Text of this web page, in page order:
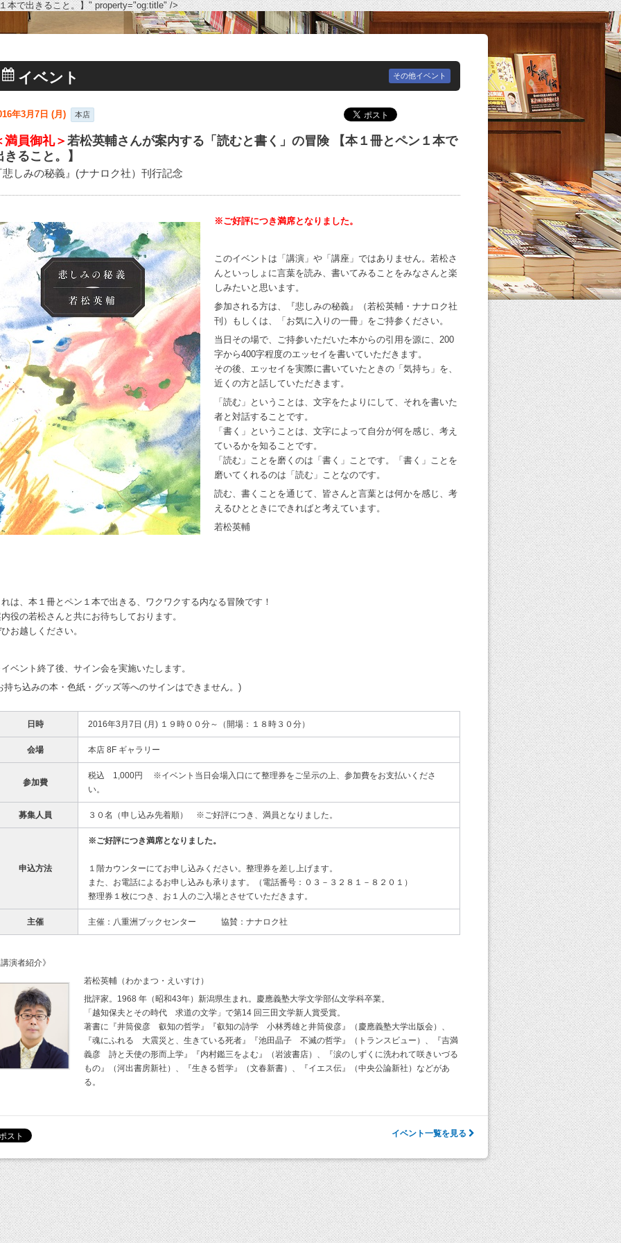
本で出きること。】" property="og:title" />
イベント その他イベント
年3月7日 (月) 本店
満員御礼＞若松英輔さんが案内する「読むと書く」の冒険 【本１冊とペン１本で
きること。】
悲しみの秘義』(ナナロク社）刊行記念
※ご好評につき満席となりました。
このイベントは「講演」や「講座」ではありません。若松さ
んといっしょに言葉を読み、書いてみることをみなさんと楽
しみたいと思います。
参加される方は、『悲しみの秘義』（若松英輔・ナナロク社
刊）もしくは、「お気に入りの一冊」をご持参ください。
当日その場で、ご持参いただいた本からの引用を源に、200
字から400字程度のエッセイを書いていただきます。
その後、エッセイを実際に書いていたときの「気持ち」を、
近くの方と話していただきます。
「読む」ということは、文字をたよりにして、それを書いた
者と対話することです。
「書く」ということは、文字によって自分が何を感じ、考え
ているかを知ることです。
「読む」ことを磨くのは「書く」ことです。「書く」ことを
磨いてくれるのは「読む」ことなのです。
読む、書くことを通じて、皆さんと言葉とは何かを感じ、考
えるひとときにできればと考えています。
若松英輔
は、本１冊とペン１本で出きる、ワクワクする内なる冒険です！
役の若松さんと共にお待ちしております。
お越しください。
ベント終了後、サイン会を実施いたします。
持ち込みの本・色紙・グッズ等へのサインはできません。)
日時 2016年3月7日 (月) １９時００分～（開場：１８時３０分）
会場 本店 8F ギャラリー
参加費
税込 1,000円 ※イベント当日会場入口にて整理券をご呈示の上、参加費をお支払いくださ
い。
募集人員 ３０名（申し込み先着順） ※ご好評につき、満員となりました。
申込方法
※ご好評につき満席となりました。
１階カウンターにてお申し込みください。整理券を差し上げます。
また、お電話によるお申し込みも承ります。（電話番号：０３－３２８１－８２０１）
整理券１枚につき、お１人のご入場とさせていただきます。
主催 主催：八重洲ブックセンター 協賛：ナナロク社
演者紹介》
若松英輔（わかまつ・えいすけ）
批評家。1968 年（昭和43年）新潟県生まれ。慶應義塾大学文学部仏文学科卒業。
「越知保夫とその時代 求道の文学」で第14 回三田文学新人賞受賞。
著書に『井筒俊彦 叡知の哲学』『叡知の詩学 小林秀雄と井筒俊彦』（慶應義塾大学出版会）、
『魂にふれる 大震災と、生きている死者』『池田晶子 不滅の哲学』（トランスビュー）、『吉満
義彦 詩と天使の形而上学』『内村鑑三をよむ』（岩波書店）、『涙のしずくに洗われて咲きいづる
もの』（河出書房新社）、『生きる哲学』（文春新書）、『イエス伝』（中央公論新社）などがあ
る。
イベント一覧を見る